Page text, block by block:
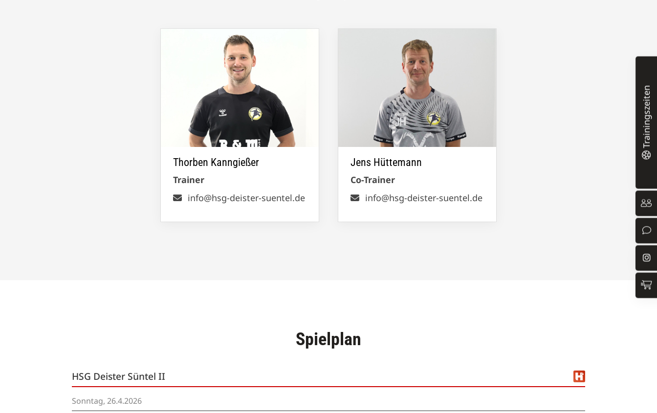
Thorben Kanngießer
Trainer
info@hsg-deister-suentel.de
Jens Hüttemann
Co-Trainer
info@hsg-deister-suentel.de
Spielplan
HSG Deister Süntel II
Sonntag, 26.4.2026
Trainingszeiten